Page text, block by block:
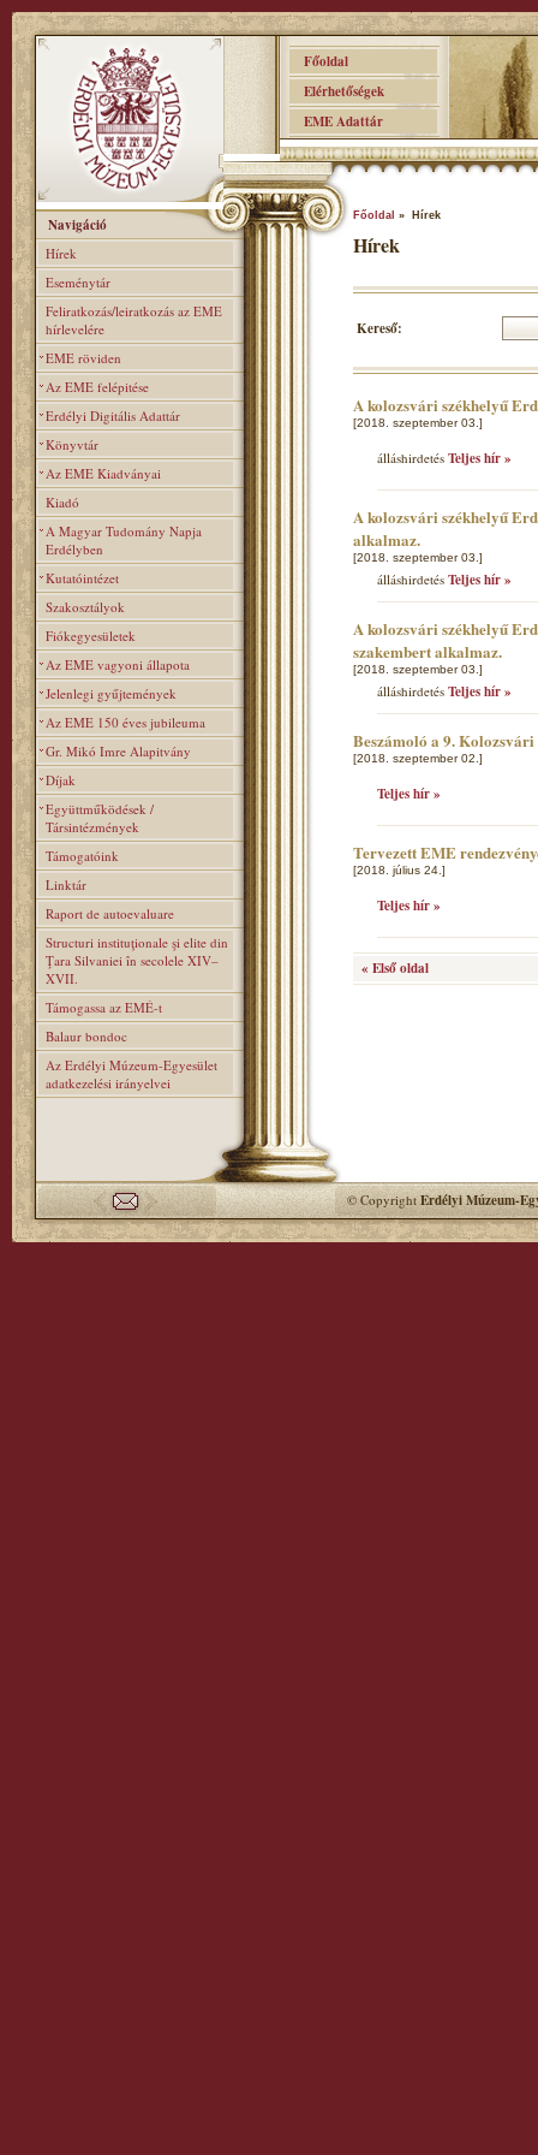
Főoldal
Elérhetőségek
EME Adattár
Navigáció
Hírek
Eseménytár
Feliratkozás/leiratkozás az EME
hírlevelére
EME röviden
Az EME felépitése
Erdélyi Digitális Adattár
Könyvtár
Az EME Kiadványai
Kiadó
A Magyar Tudomány Napja
Erdélyben
Kutatóintézet
Szakosztályok
Fiókegyesületek
Az EME vagyoni állapota
Jelenlegi gyűjtemények
Az EME 150 éves jubileuma
Gr. Mikó Imre Alapitvány
Díjak
Együttműködések /
Társintézmények
Támogatóink
Linktár
Raport de autoevaluare
Structuri instituţionale şi elite din
Ţara Silvaniei în secolele XIV–
XVII.
Támogassa az EMÉ-t
Balaur bondoc
Az Erdélyi Múzeum-Egyesület
adatkezelési irányelvei
Főoldal » Hírek
Hírek
Kereső:
A kolozsvári székhelyű
[2018. szeptember 03.]
álláshirdetés Teljes hír »
A kolozsvári székhelyű
alkalmaz.
[2018. szeptember 03.]
álláshirdetés Teljes hír »
A kolozsvári székhelyű
szakembert alkalmaz.
[2018. szeptember 03.]
álláshirdetés Teljes hír »
Beszámoló a 9.
[2018. szeptember 02.]
Teljes hír »
Tervezett EME
[2018. július 24.]
Teljes hír »
« Első oldal
© CopyrightErdélyi Múzeum-